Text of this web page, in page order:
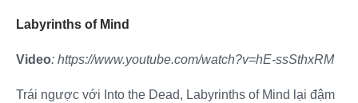
Labyrinths of Mind
Video: https://www.youtube.com/watch?v=hE-ssSthxRM
Trái ngược với Into the Dead, Labyrinths of Mind lại đậm